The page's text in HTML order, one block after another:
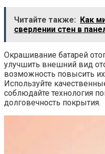
Читайте также:
Как
сверлении стен в
Окрашивание батарей
улучшить внешний вид
возможность повысить
Используйте
соблюдайте технология
долговечность покрытия.